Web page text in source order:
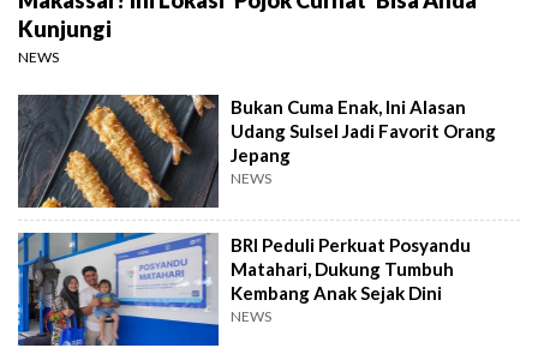
Kunjungi
NEWS
Bukan Cuma Enak, Ini Alasan
Udang Sulsel Jadi Favorit Orang
Jepang
NEWS
BRI Peduli Perkuat Posyandu
Matahari, Dukung Tumbuh
Kembang Anak Sejak Dini
NEWS